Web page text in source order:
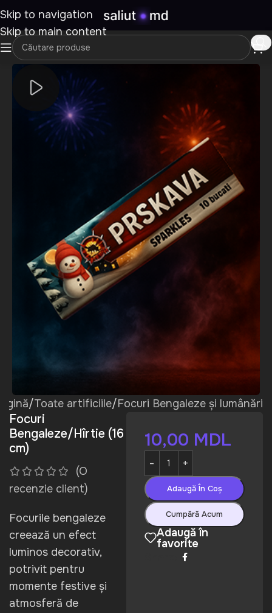
Skip to navigation
Skip to main content
/Toate artificiile/Focuri Bengaleze și lumânări
Focuri
Bengaleze/Hîrtie (16
cm)
(O
recenzie client)
Focurile bengaleze
creează un efect
luminos decorativ,
potrivit pentru
momente festive și
atmosferă de
10,00 MDL
Adaugă În Coș
Cumpără Acum
Adaugă în
favorite